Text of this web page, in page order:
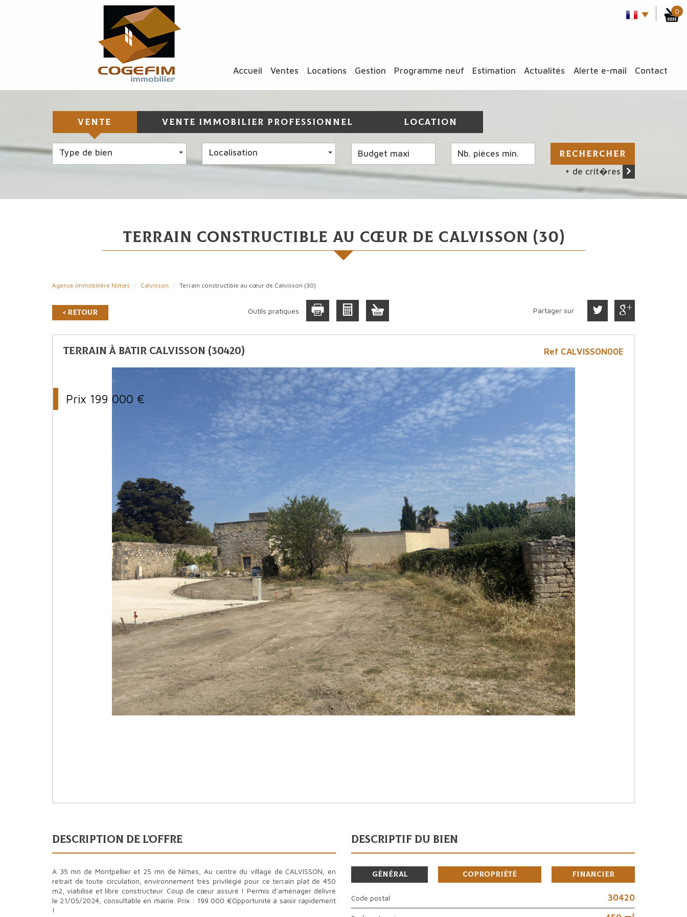
0
accueil ventes locations gestion programme neuf estimation actualités alerte e-mail contact
VENTE VENTE IMMOBILIER PROFESSIONNEL LOCATION
Type de bien Localisation RECHERCHER
+ de crit�res
terrain constructible au cœur de calvisson (30)
Agence immobilière Nîmes Calvisson Terrain constructible au cœur de Calvisson (30)
< Retour Outils pratiques Partager sur
Terrain à batir Calvisson (30420) Ref CALVISSON00E
Prix 199 000 €
description de l'offre
A 35 mn de Montpellier et 25 mn de Nîmes, Au centre du village de CALVISSON, en
retrait de toute circulation, environnement très privilégié pour ce terrain plat de 450
m2, viabilisé et libre constructeur. Coup de cœur assuré ! Permis d’aménager délivré
le 21/05/2024, consultable en mairie. Prix : 199 000 €Opportunité à saisir rapidement
!
descriptif du bien
Général Copropriété Financier
Code postal 30420